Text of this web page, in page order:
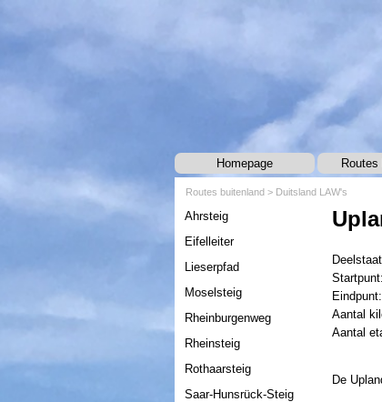
Homepage Routes
Routes buitenland > Duitsland LAW's
Ahrsteig
Eifelleiter
Lieserpfad
Moselsteig
Rheinburgenweg
Rheinsteig
Rothaarsteig
Saar-Hunsrück-Steig
Aantal
Aantal
De